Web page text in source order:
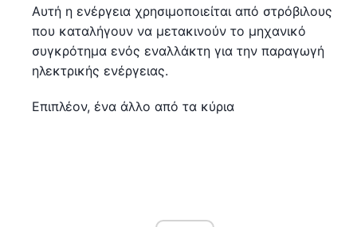
Αυτή η ενέργεια χρησιμοποιείται από στρόβιλους
που καταλήγουν να μετακινούν το μηχανικό
συγκρότημα ενός εναλλάκτη για την παραγωγή
ηλεκτρικής ενέργειας.
Επιπλέον, ένα άλλο από τα κύρια